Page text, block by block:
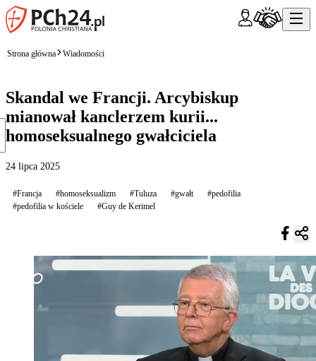
Strona główna Wiadomości
Skandal we Francji. Arcybiskup
mianował kanclerzem kurii...
homoseksualnego gwałciciela
24 lipca 2025
#Francja #homoseksualizm #Tuluza #gwałt
#pedofilia
#pedofilia w kościele
#Guy de Kerimel